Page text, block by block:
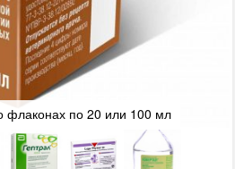
флаконах по 20 или 100 мл